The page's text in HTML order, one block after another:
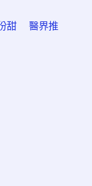
份甜 醫界推